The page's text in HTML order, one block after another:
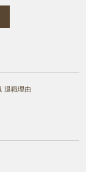
退職理由